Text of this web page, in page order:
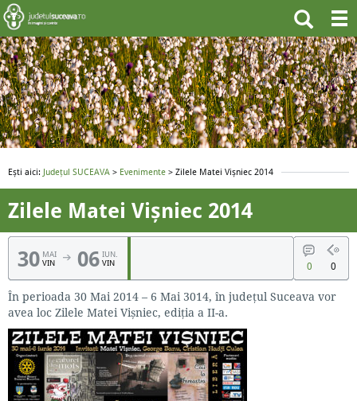
Ești aici: Județul SUCEAVA > Evenimente > Zilele Matei Vișniec 2014
Zilele Matei Vișniec 2014
30 MAI
VIN
06 IUN.
VIN
0 0
În perioada 30 Mai 2014 – 6 Mai 3014, în județul Suceava vor
avea loc Zilele Matei Vișniec, ediția a II-a.